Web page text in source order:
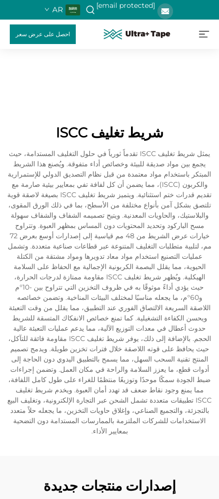
[email protected]
AR
احصل على عرض سعر
شريط تغليف ISCC
يمثل شريط تغليف ISCC تقدماً ثورياً في حلول التغليف المستدامة، حيث
يجمع بين مواد صديقة للبيئة وخصائص أداء متفوقة. ويُصنع هذا الشريط
المبتكر باستخدام مواد معتمدة من قبل نظام التصديق الدولي للإستمرارية
والكربون (ISCC)، مما يضمن أن كل لفافة تفي بمعايير بيئية صارمة مع
تقديم قدرات ختم استثنائية. ويتميز شريط تغليف ISCC بصيغة لاصقة قوية
تلتصق بشكل آمن بأنواع مختلفة من الأسطح، بما في ذلك الورق المقوى،
والبلاستيك، والحاويات المعدنية. ويتيح تصميمه الشفاف والشفاف سهولة
مسح الباركود وتحديد المحتويات دون المساس بمظهر العبوة. وتتراوح
خيارات عرض الشريط من 48 مم قياسية إلى إصدارات أوسع بعرض 72
مم، لتلبية متطلبات التغليف المتنوعة عبر قطاعات صناعية متعددة. وتشمل
عمليات التصنيع استخدام مواد معاد تدويرها ومواد مشتقة من الكتلة
الحيوية، مما يقلل البصمة الكربونية الإجمالية مع الحفاظ على السلامة
الهيكلية. ويُظهر شريط تغليف ISCC مقاومة ممتازة لدرجات الحرارة،
حيث يؤدي أداءً موثوقًا به في ظروف التخزين التي تتراوح بين -10°م
و60°م، ما يجعله مناسبًا لمختلف البيئات المناخية. وتضمن خصائصه
اللاصقة السريعة الالتصاق الفوري عند التطبيق، مما يقلل من وقت التعبئة
ويحسن الكفاءة التشغيلية. كما تمنع خصائص الانفكاك المتسقة للشريط
حدوث أعطال في معدات التوزيع الآلية، مما يدعم عمليات التعبئة عالية
الحجم. بالإضافة إلى ذلك، يوفر شريط تغليف ISCC مقاومة فائقة للتآكل،
حيث يحافظ على قوته اللاصقة خلال فترات تخزين طويلة. ويدمج تصميم
المنتج تقنية السحب السهل، مما يسمح بالتطبيق اليدوي دون الحاجة إلى
أدوات قطع، ما يعزز السلامة والراحة في مكان العمل. وتضمن إجراءات
ضبط الجودة سمكًا موحدًا وتوزيعًا منتظمًا للغراء على طول كامل اللفافة،
مما يمنع وجود نقاط ضعف قد تهدد أمان العبوة. ويخدم شريط تغليف
ISCC تطبيقات متعددة تشمل الشحن عبر التجارة الإلكترونية، وتغليف البيع
بالتجزئة، والتجميع الصناعي، وإغلاق حاويات التخزين، ما يجعله حلاً متعدد
الاستخدامات للشركات الملتزمة بالممارسات المستدامة دون التضحية
بمعايير الأداء.
إصدارات منتجات جديدة